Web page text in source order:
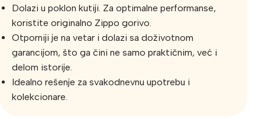
Dolazi u poklon kutiji. Za optimalne performanse,
koristite originalno Zippo gorivo.
Otporniji je na vetar i dolazi sa doživotnom
garancijom, što ga čini ne samo praktičnim, već i
delom istorije.
Idealno rešenje za svakodnevnu upotrebu i
kolekcionare.